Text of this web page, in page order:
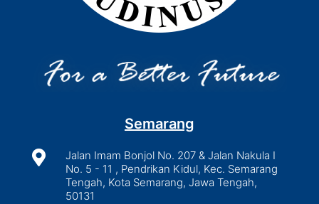
Semarang

Jalan Imam Bonjol No. 207 & Jalan Nakula I
No. 5 - 11 , Pendrikan Kidul, Kec. Semarang
Tengah, Kota Semarang, Jawa Tengah,
50131